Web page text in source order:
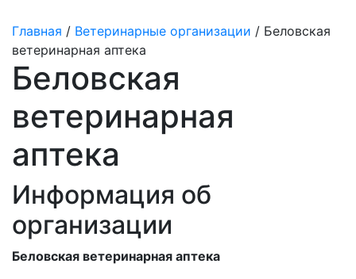
Главная / Ветеринарные организации / Беловская
ветеринарная аптека
Беловская
ветеринарная
аптека
Информация об
организации
Беловская ветеринарная аптека